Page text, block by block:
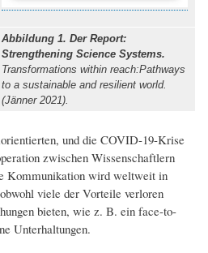
Abbildung 1. Der Report:
Strengthening Science Systems.
Transformations within reach:Pathways
to a sustainable and resilient world.
(Jänner 2021).
und die COVID-19-Krise
zwischen Wissenschaftlern
Kommunikation wird weltweit in
viele der Vorteile verloren
bieten, wie z. B. ein face-to-
Unterhaltungen.